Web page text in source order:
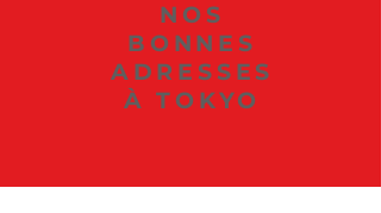
NOS
BONNES
ADRESSES
À TOKYO